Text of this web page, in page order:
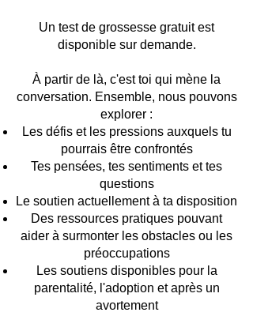
Un test de grossesse gratuit est
disponible sur demande.
À partir de là, c'est toi qui mène la
conversation. Ensemble, nous pouvons
explorer :
Les défis et les pressions auxquels tu
pourrais être confrontés
Tes pensées, tes sentiments et tes
questions
Le soutien actuellement à ta disposition
Des ressources pratiques pouvant
aider à surmonter les obstacles ou les
préoccupations
Les soutiens disponibles pour la
parentalité, l'adoption et après un
avortement